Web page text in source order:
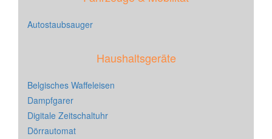
Autostaubsauger
Haushaltsgeräte
Belgisches Waffeleisen
Dampfgarer
Digitale Zeitschaltuhr
Dörrautomat